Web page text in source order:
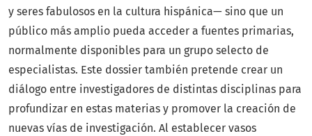
y seres fabulosos en la cultura hispánica— sino que un
público más amplio pueda acceder a fuentes primarias,
normalmente disponibles para un grupo selecto de
especialistas. Este dossier también pretende crear un
diálogo entre investigadores de distintas disciplinas para
profundizar en estas materias y promover la creación de
nuevas vías de investigación. Al establecer vasos